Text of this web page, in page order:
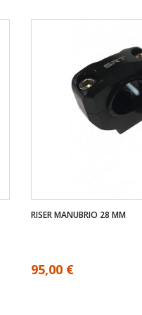
RISER MANUBRIO 28 MM
95,00 €